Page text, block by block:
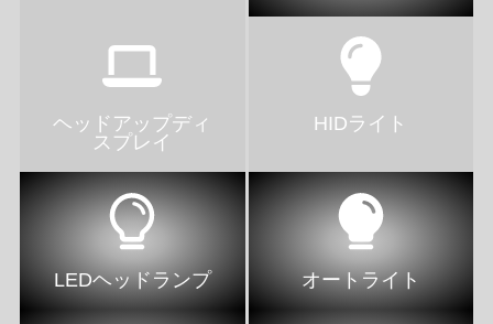
ヘッドアップディ
スプレイ
HIDライト
LEDヘッドランプ オートライト